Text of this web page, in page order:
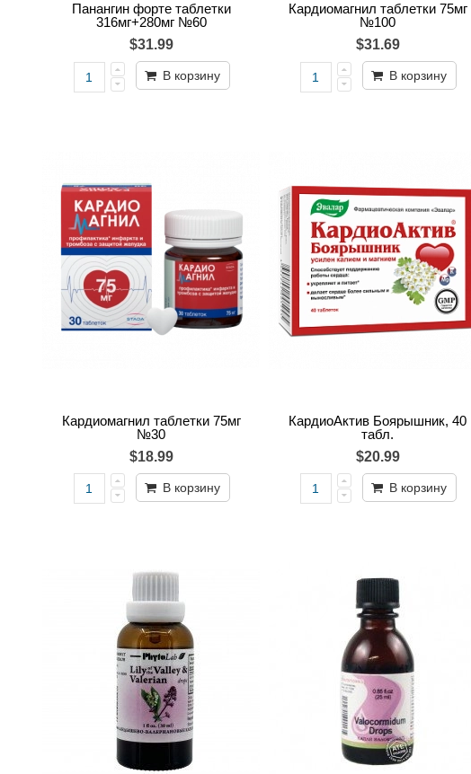
Панангин форте таблетки
316мг+280мг №60
$31.99
В корзину
Кардиомагнил таблетки 75мг
№100
$31.69
В корзину
Кардиомагнил таблетки 75мг
№30
$18.99
В корзину
КардиоАктив Боярышник, 40
табл.
$20.99
В корзину